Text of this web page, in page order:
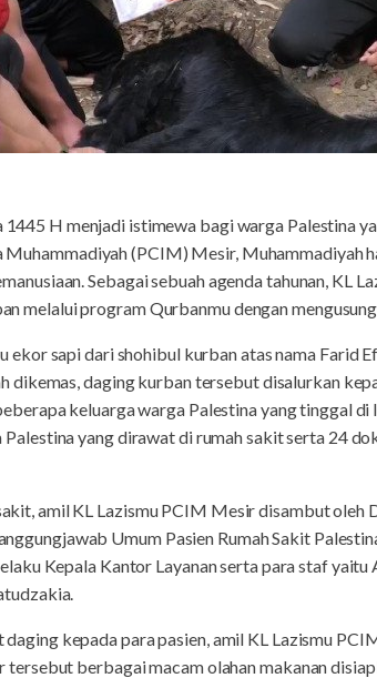
H menjadi istimewa bagi warga Palestina
(PCIM) Mesir, Muhammadiyah
Sebagai sebuah agenda tahunan, KL
melalui program Qurbanmu dengan
ekor sapi dari shohibul kurban atas nama Farid
dikemas, daging kurban tersebut disalurkan
keluarga warga Palestina yang tinggal
yang dirawat di rumah sakit serta 24
amil KL Lazismu PCIM Mesir disambut oleh
Umum Pasien Rumah Sakit
Kepala Kantor Layanan serta para staf yaitu
daging kepada para pasien, amil KL Lazismu
tersebut berbagai macam olahan makanan